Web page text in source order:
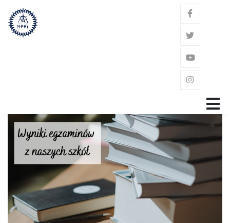
GŁÓWNA
ZAKON
ŚW. JÓZEF KALASANCJUSZ
POWOŁANIE
GDZIE JESTEŚMY?